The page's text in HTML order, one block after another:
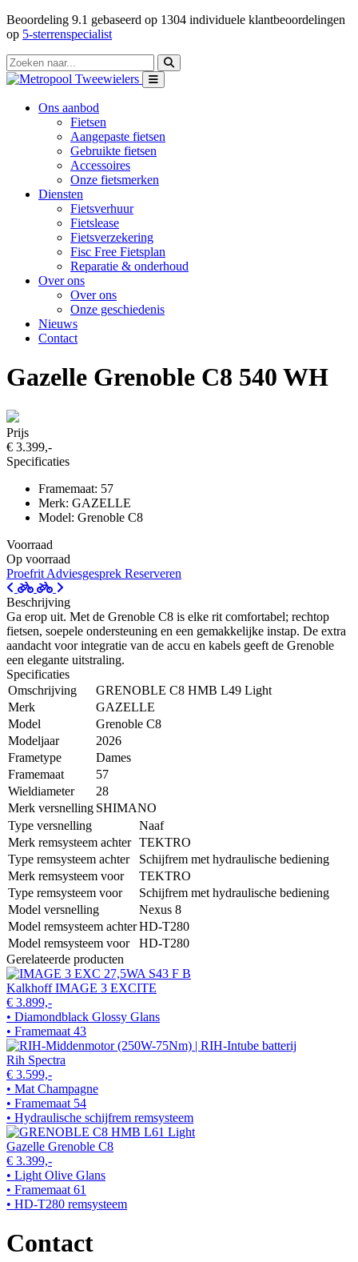
Beoordeling 9.1 gebaseerd op 1304 individuele klantbeoordelingen
op 5-sterrenspecialist
Ons aanbod
Fietsen
Aangepaste fietsen
Gebruikte fietsen
Accessoires
Onze fietsmerken
Diensten
Fietsverhuur
Fietslease
Fietsverzekering
Fisc Free Fietsplan
Reparatie & onderhoud
Over ons
Over ons
Onze geschiedenis
Nieuws
Contact
Gazelle Grenoble C8 540 WH
Prijs
€ 3.399,-
Specificaties
Framemaat: 57
Merk: GAZELLE
Model: Grenoble C8
Voorraad
Op voorraad
Proefrit Adviesgesprek Reserveren
Beschrijving
Ga erop uit. Met de Grenoble C8 is elke rit comfortabel; rechtop
fietsen, soepele ondersteuning en een gemakkelijke instap. De extra
aandacht voor integratie van de accu en kabels geeft de Grenoble
een elegante uitstraling.
Specificaties
Omschrijving
GRENOBLE C8 HMB L49 Light
Merk
GAZELLE
Model
Grenoble C8
Modeljaar
2026
Frametype
Dames
Framemaat
57
Wieldiameter
28
Merk versnelling SHIMANO
Type versnelling
Naaf
Merk remsysteem achter TEKTRO
Type remsysteem achter
Schijfrem met hydraulische bediening
Merk remsysteem voor
TEKTRO
Type remsysteem voor
Schijfrem met hydraulische bediening
Model versnelling
Nexus 8
Model remsysteem achterHD-T280
Model remsysteem voor
HD-T280
Gerelateerde producten
Kalkhoff IMAGE 3 EXCITE
€ 3.899,-
• Diamondblack Glossy Glans
• Framemaat 43
Rih Spectra
€ 3.599,-
• Mat Champagne
• Framemaat 54
• Hydraulische schijfrem remsysteem
Gazelle Grenoble C8
€ 3.399,-
• Light Olive Glans
• Framemaat 61
• HD-T280 remsysteem
Contact